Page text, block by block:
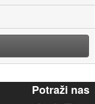
Potraži nas